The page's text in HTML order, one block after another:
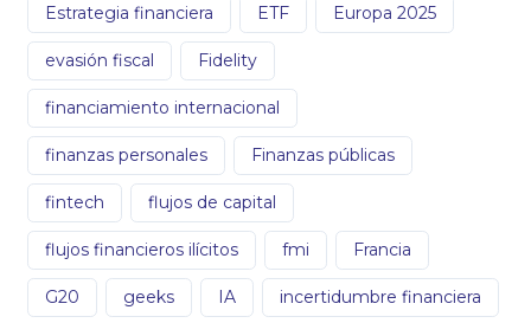
Estrategia financiera ETF Europa 2025
evasión fiscal Fidelity
financiamiento internacional
finanzas personales Finanzas públicas
fintech flujos de capital
flujos financieros ilícitos fmi Francia
G20 geeks IA incertidumbre financiera